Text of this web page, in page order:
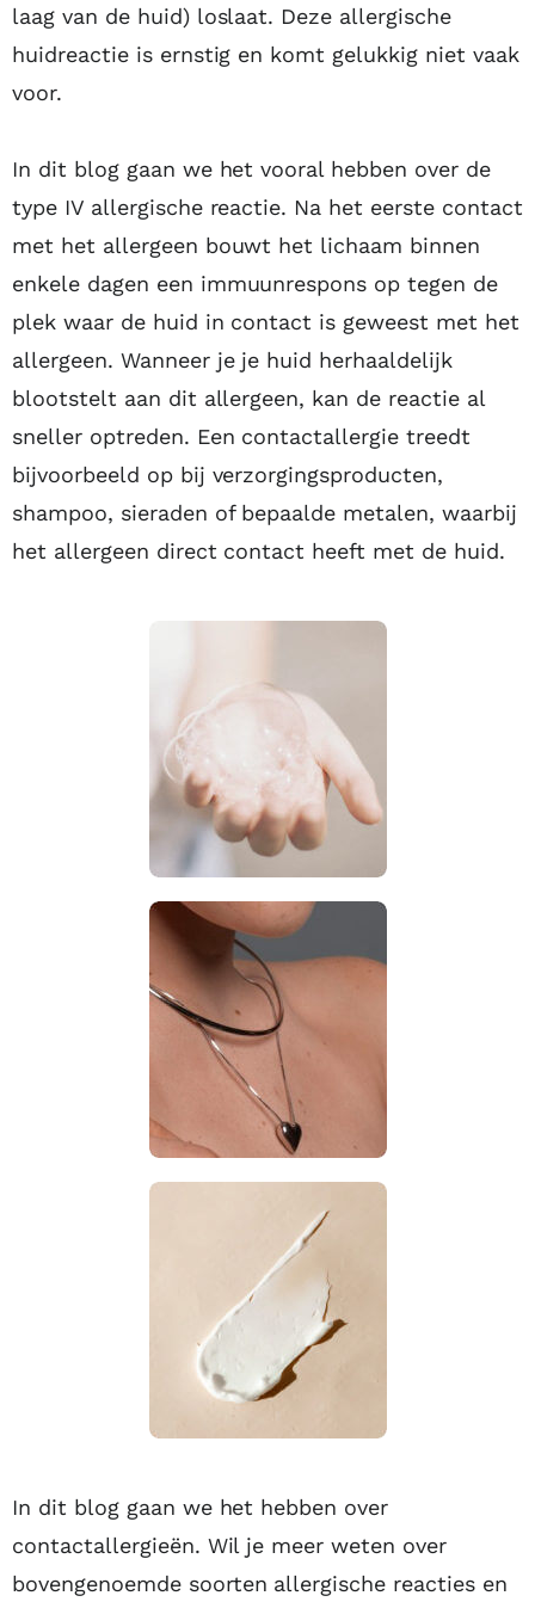
laag van de huid) loslaat. Deze allergische
huidreactie is ernstig en komt gelukkig niet vaak
voor.
In dit blog gaan we het vooral hebben over de
type IV allergische reactie. Na het eerste contact
met het allergeen bouwt het lichaam binnen
enkele dagen een immuunrespons op tegen de
plek waar de huid in contact is geweest met het
allergeen. Wanneer je je huid herhaaldelijk
blootstelt aan dit allergeen, kan de reactie al
sneller optreden. Een contactallergie treedt
bijvoorbeeld op bij verzorgingsproducten,
shampoo, sieraden of bepaalde metalen, waarbij
het allergeen direct contact heeft met de huid.
In dit blog gaan we het hebben over
contactallergieën. Wil je meer weten over
bovengenoemde soorten allergische reacties en